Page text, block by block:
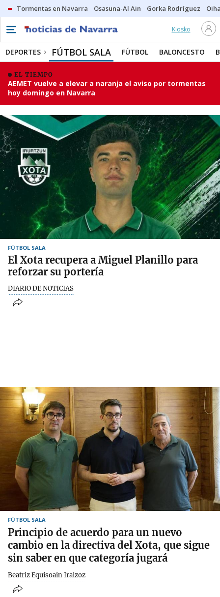
Tormentas en Navarra Osasuna-Al Ain Gorka Rodríguez
Kiosko
DEPORTES FÚTBOL SALA FÚTBOL BALONCESTO
EL TIEMPO
AEMET vuelve a elevar a naranja el aviso por tormentas
hoy domingo en Navarra
FÚTBOL SALA
El Xota recupera a Miguel Planillo para
reforzar su portería
DIARIO DE NOTICIAS
FÚTBOL SALA
Principio de acuerdo para un nuevo
cambio en la directiva del Xota, que sigue
sin saber en que categoría jugará
Beatriz Equísoain Iraizoz